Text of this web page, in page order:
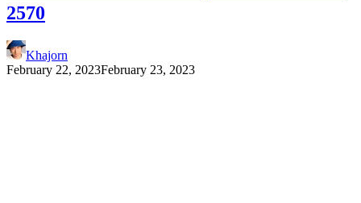
2570
Khajorn
February 22, 2023February 23, 2023